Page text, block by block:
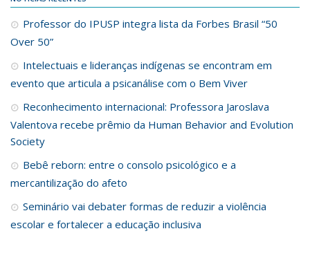
Professor do IPUSP integra lista da Forbes Brasil “50
Over 50”
Intelectuais e lideranças indígenas se encontram em
evento que articula a psicanálise com o Bem Viver
Reconhecimento internacional: Professora Jaroslava
Valentova recebe prêmio da Human Behavior and Evolution
Society
Bebê reborn: entre o consolo psicológico e a
mercantilização do afeto
Seminário vai debater formas de reduzir a violência
escolar e fortalecer a educação inclusiva